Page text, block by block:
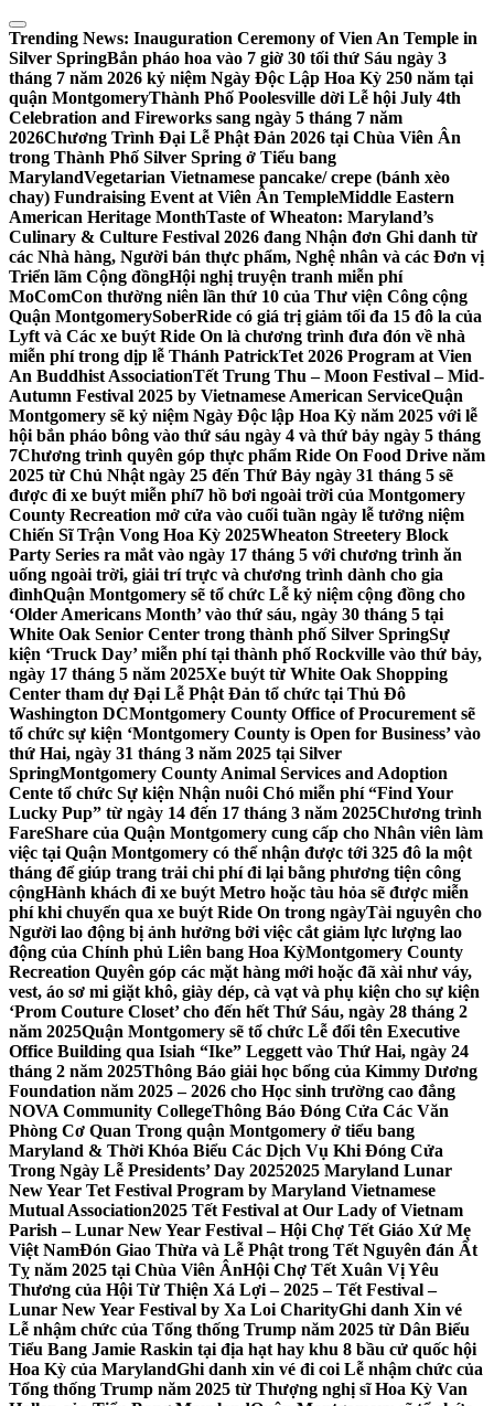
Skip
to
content
Trending News: Inauguration Ceremony of Vien An Temple in
Silver SpringBắn pháo hoa vào 7 giờ 30 tối thứ Sáu ngày 3
tháng 7 năm 2026 kỷ niệm Ngày Độc Lập Hoa Kỳ 250 năm tại
quận MontgomeryThành Phố Poolesville dời Lễ hội July 4th
Celebration and Fireworks sang ngày 5 tháng 7 năm
2026Chương Trình Đại Lễ Phật Đản 2026 tại Chùa Viên Ân
trong Thành Phố Silver Spring ở Tiểu bang
MarylandVegetarian Vietnamese pancake/ crepe (bánh xèo
chay) Fundraising Event at Viên Ân TempleMiddle Eastern
American Heritage MonthTaste of Wheaton: Maryland’s
Culinary & Culture Festival 2026 đang Nhận đơn Ghi danh từ
các Nhà hàng, Người bán thực phẩm, Nghệ nhân và các Đơn vị
Triển lãm Cộng đồngHội nghị truyện tranh miễn phí
MoComCon thường niên lần thứ 10 của Thư viện Công cộng
Quận MontgomerySoberRide có giá trị giảm tối đa 15 đô la của
Lyft và Các xe buýt Ride On là chương trình đưa đón về nhà
miễn phí trong dịp lễ Thánh PatrickTet 2026 Program at Vien
An Buddhist AssociationTết Trung Thu – Moon Festival – Mid-
Autumn Festival 2025 by Vietnamese American ServiceQuận
Montgomery sẽ kỷ niệm Ngày Độc lập Hoa Kỳ năm 2025 với lễ
hội bắn pháo bông vào thứ sáu ngày 4 và thứ bảy ngày 5 tháng
7Chương trình quyên góp thực phẩm Ride On Food Drive năm
2025 từ Chủ Nhật ngày 25 đến Thứ Bảy ngày 31 tháng 5 sẽ
được đi xe buýt miễn phí7 hồ bơi ngoài trời của Montgomery
County Recreation mở cửa vào cuối tuần ngày lễ tưởng niệm
Chiến Sĩ Trận Vong Hoa Kỳ 2025Wheaton Streetery Block
Party Series ra mắt vào ngày 17 tháng 5 với chương trình ăn
uống ngoài trời, giải trí trực và chương trình dành cho gia
đìnhQuận Montgomery sẽ tổ chức Lễ kỷ niệm cộng đồng cho
‘Older Americans Month’ vào thứ sáu, ngày 30 tháng 5 tại
White Oak Senior Center trong thành phố Silver SpringSự
kiện ‘Truck Day’ miễn phí tại thành phố Rockville vào thứ bảy,
ngày 17 tháng 5 năm 2025Xe buýt từ White Oak Shopping
Center tham dự Đại Lễ Phật Đản tổ chức tại Thủ Đô
Washington DCMontgomery County Office of Procurement sẽ
tổ chức sự kiện ‘Montgomery County is Open for Business’ vào
thứ Hai, ngày 31 tháng 3 năm 2025 tại Silver
SpringMontgomery County Animal Services and Adoption
Cente tổ chức Sự kiện Nhận nuôi Chó miễn phí “Find Your
Lucky Pup” từ ngày 14 đến 17 tháng 3 năm 2025Chương trình
FareShare của Quận Montgomery cung cấp cho Nhân viên làm
việc tại Quận Montgomery có thể nhận được tới 325 đô la một
tháng để giúp trang trải chi phí đi lại bằng phương tiện công
cộngHành khách đi xe buýt Metro hoặc tàu hỏa sẽ được miễn
phí khi chuyển qua xe buýt Ride On trong ngàyTài nguyên cho
Người lao động bị ảnh hưởng bởi việc cắt giảm lực lượng lao
động của Chính phủ Liên bang Hoa KỳMontgomery County
Recreation Quyên góp các mặt hàng mới hoặc đã xài như váy,
vest, áo sơ mi giặt khô, giày dép, cà vạt và phụ kiện cho sự kiện
‘Prom Couture Closet’ cho đến hết Thứ Sáu, ngày 28 tháng 2
năm 2025Quận Montgomery sẽ tổ chức Lễ đổi tên Executive
Office Building qua Isiah “Ike” Leggett vào Thứ Hai, ngày 24
tháng 2 năm 2025Thông Báo giải học bổng của Kimmy Dương
Foundation năm 2025 – 2026 cho Học sinh trường cao đẳng
NOVA Community CollegeThông Báo Đóng Cửa Các Văn
Phòng Cơ Quan Trong quận Montgomery ở tiểu bang
Maryland & Thời Khóa Biểu Các Dịch Vụ Khi Đóng Cửa
Trong Ngày Lễ Presidents’ Day 20252025 Maryland Lunar
New Year Tet Festival Program by Maryland Vietnamese
Mutual Association2025 Tết Festival at Our Lady of Vietnam
Parish – Lunar New Year Festival – Hội Chợ Tết Giáo Xứ Mẹ
Việt NamĐón Giao Thừa và Lễ Phật trong Tết Nguyên đán Ất
Tỵ năm 2025 tại Chùa Viên ÂnHội Chợ Tết Xuân Vị Yêu
Thương của Hội Từ Thiện Xá Lợi – 2025 – Tết Festival –
Lunar New Year Festival by Xa Loi CharityGhi danh Xin vé
Lễ nhậm chức của Tổng thống Trump năm 2025 từ Dân Biểu
Tiểu Bang Jamie Raskin tại địa hạt hay khu 8 bầu cử quốc hội
Hoa Kỳ của MarylandGhi danh xin vé đi coi Lễ nhậm chức của
Tổng thống Trump năm 2025 từ Thượng nghị sĩ Hoa Kỳ Van